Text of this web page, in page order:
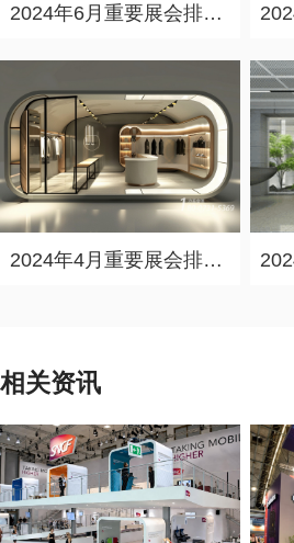
2024年6月重要展会排期信息，展会策划展台设计搭建公司推荐
2024年4月重要展会排期信息，展会展台设计搭建公司推荐
相关资讯